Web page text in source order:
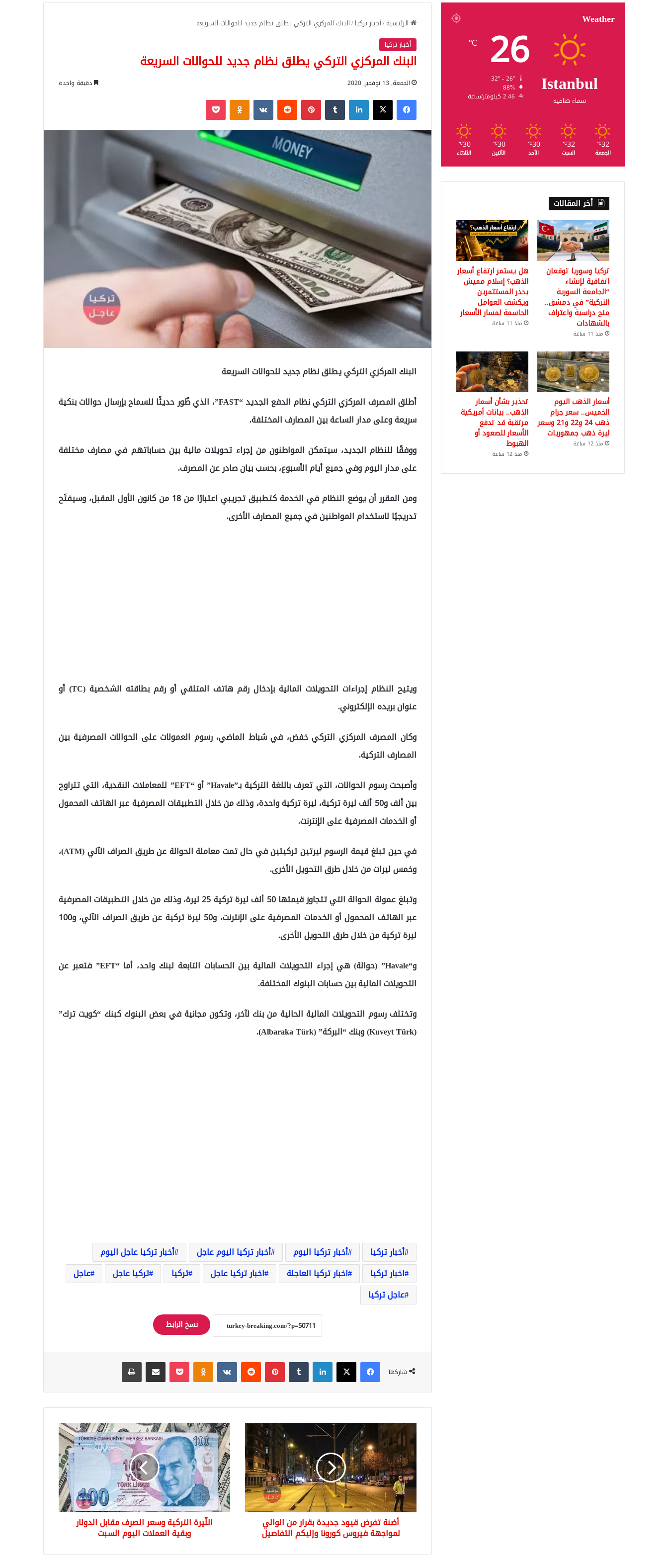
الرئيسية/أخبار تركيا/البنك المركزي التركي يطلق نظام جديد للحوالات السريعة
أخبار تركيا
البنك المركزي التركي يطلق نظام جديد للحوالات السريعة
الجمعة, 13 نوفمبر, 2020 دقيقة واحدة
فيسبوك‫X لينكدإن بينتيريست Odnoklassniki
‫Pocket
البنك المركزي التركي يطلق نظام جديد للحوالات السريعة
أطلق المصرف المركزي التركي نظام الدفع الجديد “FAST”، الذي طُور حديثًا للسماح بإرسال حوالات بنكية
سريعة وعلى مدار الساعة بين المصارف المختلفة.
ووفقًا للنظام الجديد، سيتمكن المواطنون من إجراء تحويلات مالية بين حساباتهم في مصارف مختلفة
على مدار اليوم وفي جميع أيام الأسبوع، بحسب بيان صادر عن المصرف.
ومن المقرر أن يوضع النظام في الخدمة كتطبيق تجريبي اعتبارًا من 18 من كانون الأول المقبل، وسيفتَح
تدريجيًا لاستخدام المواطنين في جميع المصارف الأخرى.
ويتيح النظام إجراءات التحويلات المالية بإدخال رقم هاتف المتلقي أو رقم بطاقته الشخصية (TC) أو
عنوان بريده الإلكتروني.
وكان المصرف المركزي التركي خفض، في شباط الماضي، رسوم العمولات على الحوالات المصرفية بين
المصارف التركية.
وأصبحت رسوم الحوالات، التي تعرف باللغة التركية بـ”Havale” أو “EFT” للمعاملات النقدية، التي تتراوح
بين ألف و50 ألف ليرة تركية، ليرة تركية واحدة، وذلك من خلال التطبيقات المصرفية عبر الهاتف المحمول
أو الخدمات المصرفية على الإنترنت.
في حين تبلغ قيمة الرسوم ليرتين تركيتين في حال تمت معاملة الحوالة عن طريق الصراف الآلي (ATM)،
وخمس ليرات من خلال طرق التحويل الأخرى.
وتبلغ عمولة الحوالة التي تتجاوز قيمتها 50 ألف ليرة تركية 25 ليرة، وذلك من خلال التطبيقات المصرفية
عبر الهاتف المحمول أو الخدمات المصرفية على الإنترنت، و50 ليرة تركية عن طريق الصراف الآلي، و100
ليرة تركية من خلال طرق التحويل الأخرى.
و“Havale” (حوالة) هي إجراء التحويلات المالية بين الحسابات التابعة لبنك واحد، أما “EFT” فتعبر عن
التحويلات المالية بين حسابات البنوك المختلفة.
وتختلف رسوم التحويلات المالية الحالية من بنك لآخر، وتكون مجانية في بعض البنوك كبنك “كويت ترك”
(Kuveyt Türk) وبنك “البركة” (Albaraka Türk).
أخبار تركيا أخبار تركيا اليوم أخبار تركيا اليوم عاجل
أخبار تركيا عاجل اليوم
اخبار تركيا
اخبار تركيا العاجلة اخبار تركيا عاجل تركيا تركيا عاجل
عاجل
عاجل تركيا
نسخ الرابط
شاركها
فيسبوك‫X لينكدإن بينتيريست Odnoklassniki
‫Pocket مشاركة عبر البريد طباعة
أضنة
تفرض
قيود
جديدة
بقرار
من
الوالي
لمواجهة
فيروس
وإليكم
أضنة تفرض قيود جديدة بقرار من الوالي
لمواجهة فيروس كورونا وإليكم التفاصيل
اللّيرة
التركية
وسعر
الصرف
مقابل
الدولار
وبقية
العملات
اليوم
اللّيرة التركية وسعر الصرف مقابل الدولار
وبقية العملات اليوم السبت
Weather
Istanbul
سماء صافية
26
℃
88%
2.46 كيلومتر/ساعة
32
℃
الجمعة
32
℃
السبت
30
℃
الأحد
30
℃
الأثنين
30
℃
الثلاثاء
أخر المقالات
تركيا وسوريا توقعان
اتفاقية لإنشاء
“الجامعة السورية
التركية” في دمشق..
منح دراسية واعتراف
بالشهادات
منذ 11 ساعة
هل يستمر ارتفاع أسعار
الذهب؟ إسلام مميش
يحذر المستثمرين
ويكشف العوامل
الحاسمة لمسار الأسعار
منذ 11 ساعة
أسعار الذهب اليوم
الخميس.. سعر جرام
ذهب 24 و22 و21 وسعر
ليرة ذهب جمهوريات
منذ 12 ساعة
تحذير بشأن أسعار
الذهب.. بيانات أمريكية
مرتقبة قد تدفع
الأسعار للصعود أو
الهبوط
منذ 12 ساعة